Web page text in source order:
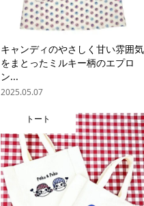
キャンディのやさしく甘い雰囲気
をまとったミルキー柄のエプロ
ン...
2025.05.07
トート